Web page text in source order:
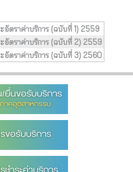
อัตราค่าบริการ (ฉบับที่ 1) 2559
อัตราค่าบริการ (ฉบับที่ 2) 2559
อัตราค่าบริการ (ฉบับที่ 3) 2560